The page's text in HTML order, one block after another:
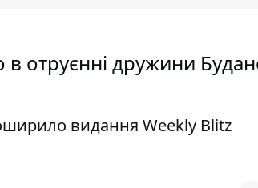
отруєнні дружини
видання Weekly Blitz